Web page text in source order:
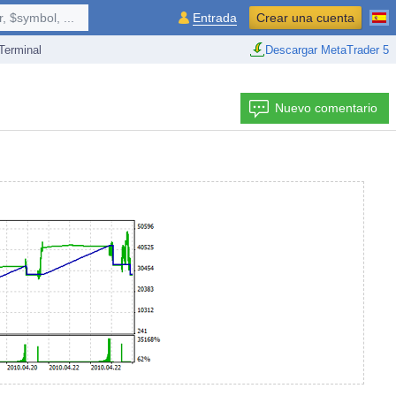
Descargar MetaTrader 5
$symbol, ... Entrada Crear una cuenta
Nuevo comentario